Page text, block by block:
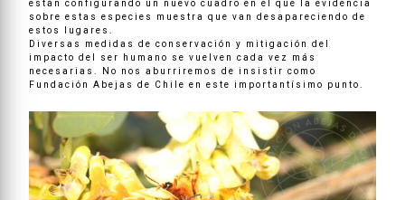
están configurando un nuevo cuadro en el que la evidencia
sobre estas especies muestra que van desapareciendo de
estos lugares.
Diversas medidas de conservación y mitigación del
impacto del ser humano se vuelven cada vez más
necesarias. No nos aburriremos de insistir como
Fundación Abejas de Chile en este importantísimo punto.